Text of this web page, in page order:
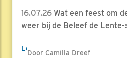
16.07.26 Wat een feest om
weer bij de Beleef de
Lees meer
Door Camilla Dreef